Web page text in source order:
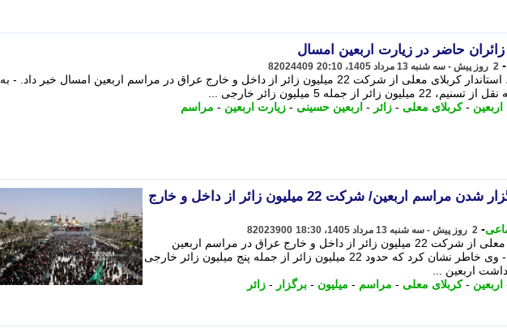
حاضر در زیارت اربعین امسال
- 2 روز پیش - سه شنبه 13 مرداد 1405، 20:10 82024409
نصیف الخطابی، استاندار کربلای معلی از شرکت 22 میلیون زائر از داخل و خارج عراق در مراسم اربعین امسال خبر داد. - به
زائر از جمله 5 میلیون زائر خارجی ...
-کربلای معلی - زائر - اربعین حسینی - زیارت اربعین - مراسم
موفق برگزار شدن مراسم اربعین/ شرکت 22 میلیون زائر از داخل و خارج
- 2 روز پیش - سه شنبه 13 مرداد 1405، 18:30 82023900
استاندار کربلای معلی از شرکت 22 میلیون زائر از داخل و خارج عراق در مراسم اربعین
امسال خبر داد. - وی خاطر نشان کرد که حدود 22 میلیون زائر از جمله پنج میلیون زائر خارجی
اربعین ...
اربعین -کربلای معلی - مراسم - میلیون - برگزار - زائر